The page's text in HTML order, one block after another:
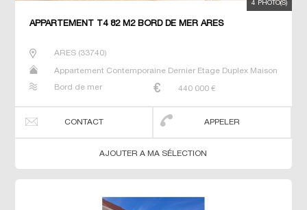
4 PHOTO(S)
APPARTEMENT T4 82 M2 BORD DE MER ARES
ARES(33740)
Appartement Contemporaine Dernier Etage Duplex Maison
Bord de mer
440 000 €
CONTACT APPELER
AJOUTER A MA SÉLECTION